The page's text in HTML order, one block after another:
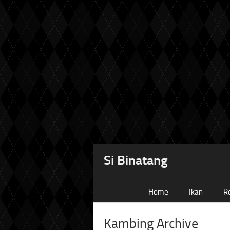
Si Binatang
Home Ikan
Kambing Archive